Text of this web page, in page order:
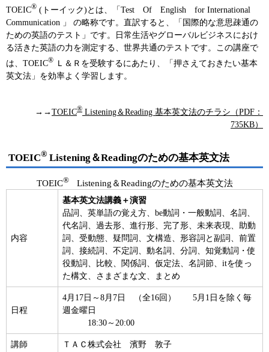
TOEIC® (トーイック)とは、「Test Of English for International
Communication 」 の略称です。直訳すると、「国際的な意思疎通の
ための英語のテスト」です。日常生活やグローバルビジネスにおけ
る活きた英語の力を測定する、世界共通のテストです。この講座で
は、TOEIC® Ｌ＆Ｒを受験するにあたり、「押さえておきたい基本
英文法」を効率よく学習します。
→→TOEIC® Listening＆Reading 基本英文法のチラシ（PDF：
735KB）
TOEIC® Listening＆Readingのための基本英文法
TOEIC® Listening＆Readingのための基本英文法
内容
基本英文法講義＋演習
品詞、英単語の覚え方、be動詞・一般動詞、名詞、
代名詞、過去形、進行形、完了形、未来表現、助動
詞、受動態、疑問詞、文構造、形容詞と副詞、前置
詞、接続詞、不定詞、動名詞、分詞、知覚動詞・使
役動詞、比較、関係詞、仮定法、名詞節、itを使っ
た構文、さまざまな文、まとめ
日程
4月17日～8月7日 （全16回） 5月1日を除く毎
週金曜日
18:30～20:00
講師 ＴＡＣ株式会社 濱野 敦子